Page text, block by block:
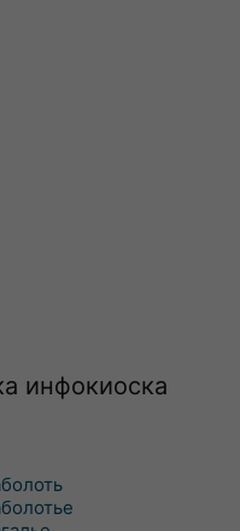
инфокиоска